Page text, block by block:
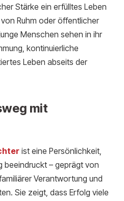
Stärke ein erfülltes Leben
Ruhm oder öffentlicher
Menschen sehen in ihr
kontinuierliche
Leben abseits der
mit
ist eine Persönlichkeit,
beeindruckt – geprägt von
Verantwortung und
Sie zeigt, dass Erfolg viele